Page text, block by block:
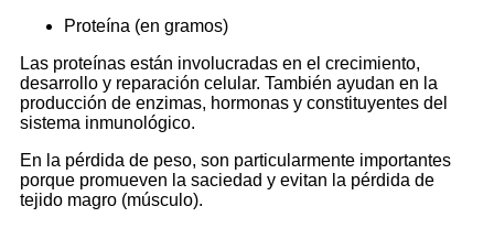
Proteína (en gramos)
Las proteínas están involucradas en el crecimiento,
desarrollo y reparación celular. También ayudan en la
producción de enzimas, hormonas y constituyentes del
sistema inmunológico.
En la pérdida de peso, son particularmente importantes
porque promueven la saciedad y evitan la pérdida de
tejido magro (músculo).